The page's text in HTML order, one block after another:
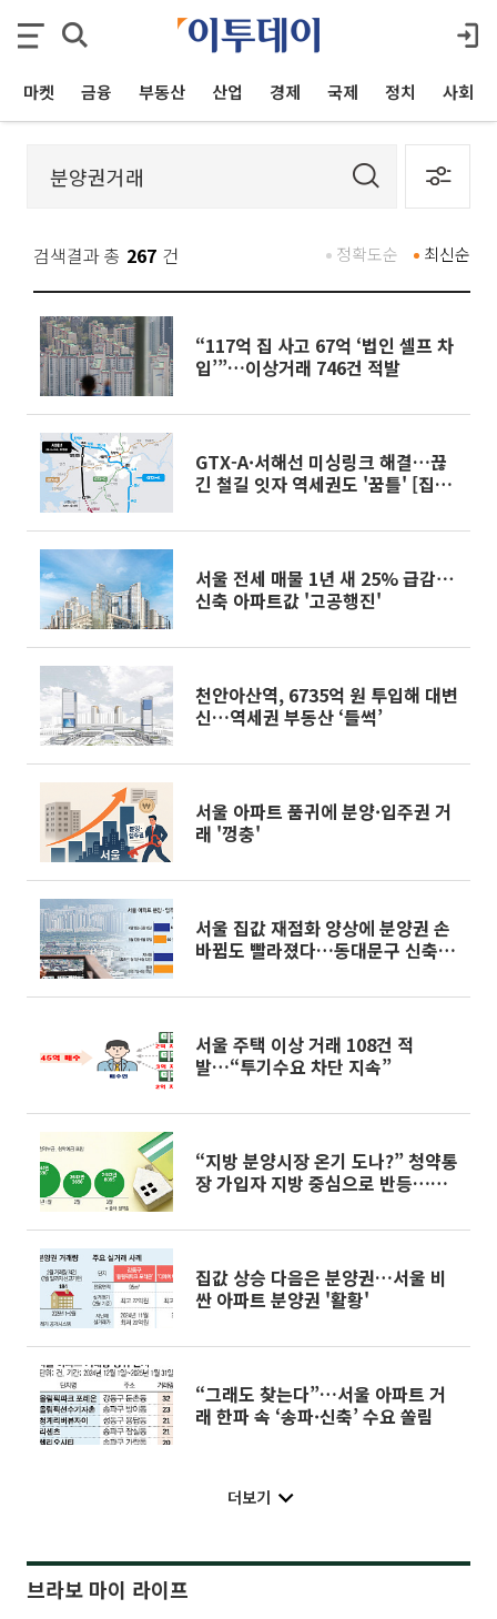
마켓 금융 부동산 산업 경제 국제 정치 사회
검색결과 총 267 건 최신순
정확도순
“117억 집 사고 67억 ‘법인 셀프 차
입’”…이상거래 746건 적발
GTX-A·서해선 미싱링크 해결…끊
긴 철길 잇자 역세권도 '꿈틀' [집값
서울 전세 매물 1년 새 25% 급감⋯
신축 아파트값 '고공행진'
천안아산역, 6735억 원 투입해 대변
신…역세권 부동산 ‘들썩’
서울 아파트 품귀에 분양·입주권 거
래 '껑충'
서울 집값 재점화 양상에 분양권 손
바뀜도 빨라졌다…동대문구 신축 수
서울 주택 이상 거래 108건 적
발…“투기수요 차단 지속”
“지방 분양시장 온기 도나?” 청약통
장 가입자 지방 중심으로 반등…분
집값 상승 다음은 분양권…서울 비
싼 아파트 분양권 '활황'
“그래도 찾는다”…서울 아파트 거
래 한파 속 ‘송파·신축’ 수요 쏠림
더보기
브라보 마이 라이프